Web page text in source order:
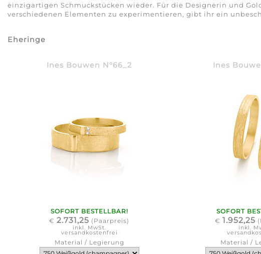
einzigartigen Schmuckstücken wieder. Für die Designerin und
verschiedenen Elementen zu experimentieren, gibt ihr ein
Eheringe
Ines Bouwen N°66_2
SOFORT BESTELLBAR!
€ 2.731,25 (Paarpreis)
inkl. MwSt.
versandkostenfrei
Material / Legierung
Ines
SOFORT
€ 1.952,25
inkl.
Material /